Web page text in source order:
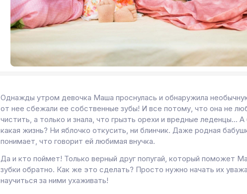
Однажды утром девочка Маша проснулась и обнаружила
от нее сбежали ее собственные зубы! И все потому, что она не
чистить, а только и знала, что грызть орехи и вредные леденцы... А
какая жизнь? Ни яблочко откусить, ни блинчик. Даже родная
понимает, что говорит ей любимая внучка.
Да и кто поймет! Только верный друг попугай, который поможет
зубки обратно. Как же это сделать? Просто нужно начать их
научиться за ними ухаживать!